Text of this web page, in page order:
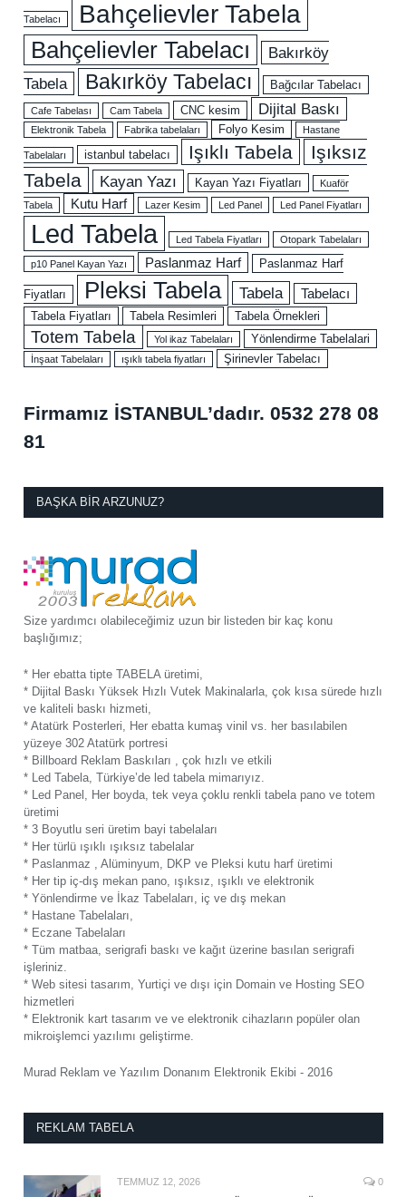
Tabelacı Bahçelievler Tabela
Bahçelievler Tabelacı
Bakırköy
Tabela
Bakırköy Tabelacı Bağcılar Tabelacı
Cafe Tabelası Cam Tabela CNC kesim Dijital Baskı
Elektronik Tabela Fabrika tabelaları Folyo Kesim Hastane
Tabelaları istanbul tabelacı Işıklı Tabela
Işıksız
Tabela
Kayan Yazı Kayan Yazı Fiyatları
Kuaför
Tabela
Kutu Harf Lazer Kesim Led Panel Led Panel Fiyatları
Led Tabela Led Tabela Fiyatları Otopark Tabelaları
p10 Panel Kayan Yazı Paslanmaz Harf Paslanmaz Harf
Fiyatları Pleksi Tabela Tabela Tabelacı
Tabela Fiyatları Tabela Resimleri Tabela Örnekleri
Totem Tabela Yol ikaz Tabelaları Yönlendirme Tabelalari
İnşaat Tabelaları ışıklı tabela fiyatları Şirinevler Tabelacı
Firmamız İSTANBUL’dadır. 0532 278 08
81
BAŞKA BIR ARZUNUZ?
Size yardımcı olabileceğimiz uzun bir listeden bir kaç konu
başlığımız;
* Her ebatta tipte TABELA üretimi,
* Dijital Baskı Yüksek Hızlı Vutek Makinalarla, çok kısa sürede hızlı
ve kaliteli baskı hizmeti,
* Atatürk Posterleri, Her ebatta kumaş vinil vs. her basılabilen
yüzeye 302 Atatürk portresi
* Billboard Reklam Baskıları , çok hızlı ve etkili
* Led Tabela, Türkiye’de led tabela mimarıyız.
* Led Panel, Her boyda, tek veya çoklu renkli tabela pano ve totem
üretimi
* 3 Boyutlu seri üretim bayi tabelaları
* Her türlü ışıklı ışıksız tabelalar
* Paslanmaz , Alüminyum, DKP ve Pleksi kutu harf üretimi
* Her tip iç-dış mekan pano, ışıksız, ışıklı ve elektronik
* Yönlendirme ve İkaz Tabelaları, iç ve dış mekan
* Hastane Tabelaları,
* Eczane Tabelaları
* Tüm matbaa, serigrafi baskı ve kağıt üzerine basılan serigrafi
işleriniz.
* Web sitesi tasarım, Yurtiçi ve dışı için Domain ve Hosting SEO
hizmetleri
* Elektronik kart tasarım ve ve elektronik cihazların popüler olan
mikroişlemci yazılımı geliştirme.
Murad Reklam ve Yazılım Donanım Elektronik Ekibi - 2016
REKLAM TABELA
TEMMUZ 12, 2026 0